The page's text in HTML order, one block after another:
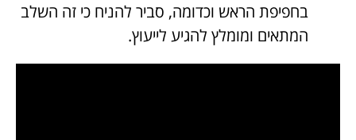
בחפיפת הראש וכדומה, סביר להניח כי זה השלב
המתאים ומומלץ להגיע לייעוץ.